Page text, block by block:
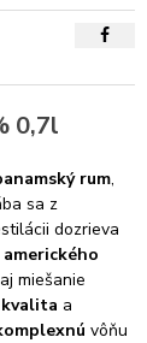
0,7l
rum,
sa z
dozrieva
amerického
miešanie
a
vôňu